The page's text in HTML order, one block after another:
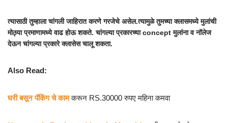
त्यासाठी तुम्हाला चांगली जाहिरात करणे गरजेचे असेल.त्यामुळे तुमच्या क्लासमध्ये मुलांची
मोठ्या प्रमाणामध्ये वाढ होऊ शकते. चांगल्या प्रकारच्या concept मुलांना व नॉलेज
देऊन चांगल्या प्रकारे क्लासेस चालू शकता.
Also Read:
घरी बसून पॅकिंग चे कामकरून RS.30000 रुपए महिना कमवा